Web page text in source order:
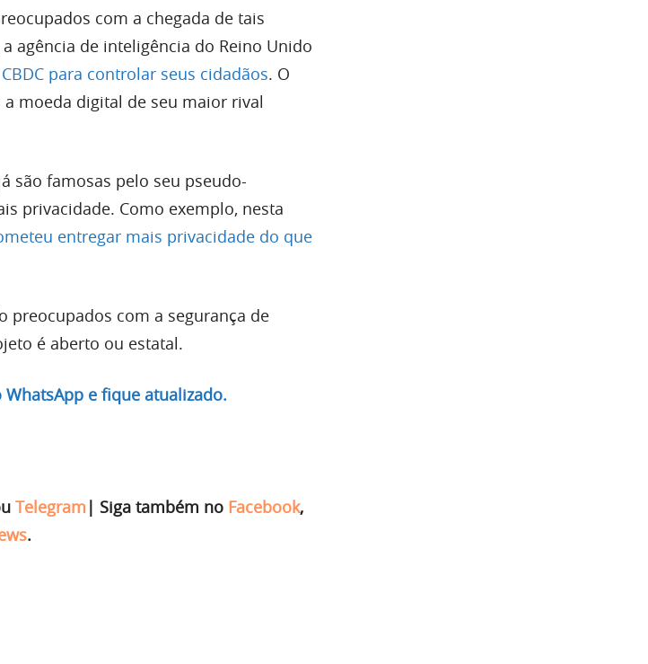
com a chegada de tais
agência de inteligência do Reino Unido
para controlar seus cidadãos. O
a moeda digital de seu maior rival
são famosas pelo seu pseudo-
privacidade. Como exemplo, nesta
entregar mais privacidade do que
preocupados com a segurança de
é aberto ou estatal.
e fique atualizado.
Telegram | Siga também no Facebook,
.